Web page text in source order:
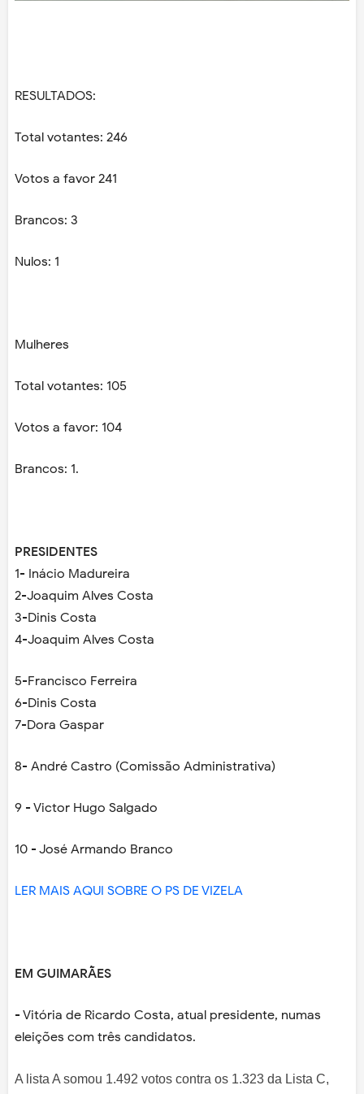
RESULTADOS:
Total votantes: 246
Votos a favor 241
Brancos: 3
Nulos: 1
Mulheres
Total votantes: 105
Votos a favor: 104
Brancos: 1.
PRESIDENTES
1- Inácio Madureira
2-Joaquim Alves Costa
3-Dinis Costa
4-Joaquim Alves Costa
5-Francisco Ferreira
6-Dinis Costa
7-Dora Gaspar
8- André Castro (Comissão Administrativa)
9 - Victor Hugo Salgado
10 - José Armando Branco
LER MAIS AQUI SOBRE O PS DE VIZELA
EM GUIMARÃES
- Vitória de Ricardo Costa, atual presidente, numas
eleições com três candidatos.
A lista A somou 1.492 votos contra os 1.323 da Lista C,